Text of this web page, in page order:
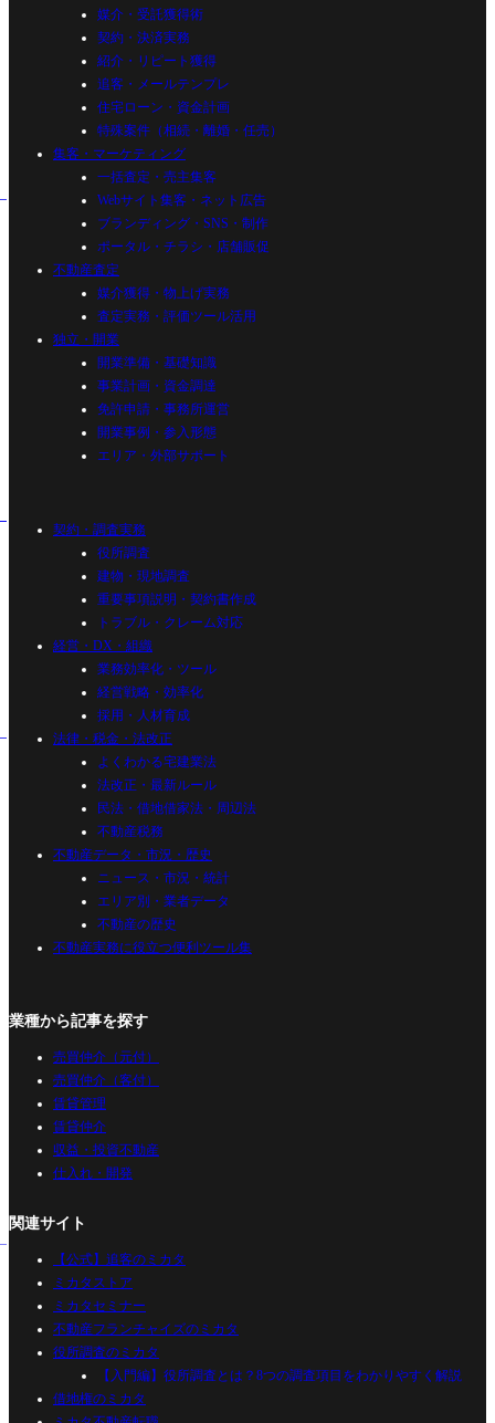
媒介・受託獲得術
契約・決済実務
紹介・リピート獲得
追客・メールテンプレ
住宅ローン・資金計画
特殊案件（相続・離婚・任売）
集客・マーケティング
一括査定・売主集客
Webサイト集客・ネット広告
ブランディング・SNS・制作
ポータル・チラシ・店舗販促
不動産査定
媒介獲得・物上げ実務
査定実務・評価ツール活用
独立・開業
開業準備・基礎知識
事業計画・資金調達
免許申請・事務所運営
開業事例・参入形態
エリア・外部サポート
契約・調査実務
役所調査
建物・現地調査
重要事項説明・契約書作成
トラブル・クレーム対応
経営・DX・組織
業務効率化・ツール
経営戦略・効率化
採用・人材育成
法律・税金・法改正
よくわかる宅建業法
法改正・最新ルール
民法・借地借家法・周辺法
不動産税務
不動産データ・市況・歴史
ニュース・市況・統計
エリア別・業者データ
不動産の歴史
不動産実務に役立つ便利ツール集
業種から記事を探す
売買仲介（元付）
売買仲介（客付）
賃貸管理
賃貸仲介
収益・投資不動産
仕入れ・開発
関連サイト
【公式】追客のミカタ
ミカタストア
ミカタセミナー
不動産フランチャイズのミカタ
役所調査のミカタ
【入門編】役所調査とは？8つの調査項目をわかりやすく解説
借地権のミカタ